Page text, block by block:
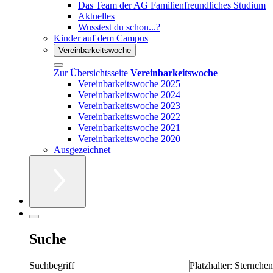
Das Team der AG Familienfreundliches Studium
Aktuelles
Wusstest du schon...?
Kinder auf dem Campus
Vereinbarkeitswoche
Zur Übersichtsseite Vereinbarkeitswoche
Vereinbarkeitswoche 2025
Vereinbarkeitswoche 2024
Vereinbarkeitswoche 2023
Vereinbarkeitswoche 2022
Vereinbarkeitswoche 2021
Vereinbarkeitswoche 2020
Ausgezeichnet
Suche
Suchbegriff Platzhalter: